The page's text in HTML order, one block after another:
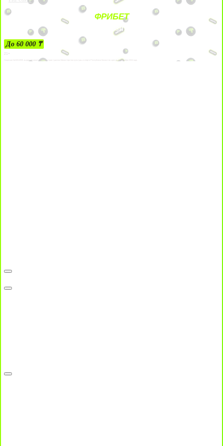
ФРИБЕТ
ЗА ДЕПОЗИТЫ
До 60 000 ₸
21+
Лицензии №24514359, выданной комитетом индустрии туризма Министерства культуры и спорта Республики Казахстан срок до 27 сентября 2034 года.